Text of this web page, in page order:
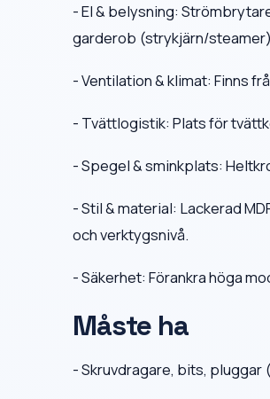
- El & belysning:
garderob (strykjärn/
- Ventilation & klimat: Finns
- Tvättlogistik: Plats för
- Spegel & sminkplats:
- Stil & material: Lackerad
och verktygsnivå.
- Säkerhet: Förankra höga
Måste ha
- Skruvdragare, bits,